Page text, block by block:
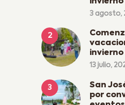
invierno
3 agosto,
invierno
13 julio,
San
por